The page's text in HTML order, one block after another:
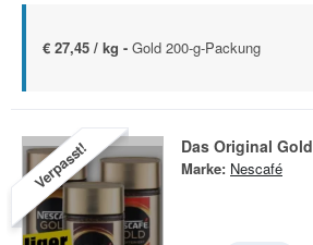
€ 27,45 / kg - Gold 200-g-Packung
Verpasst! Das Original Gold
Marke: Nescafé